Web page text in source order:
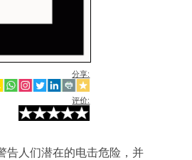
分享:
评价:
告人们潜在的电击危险，并